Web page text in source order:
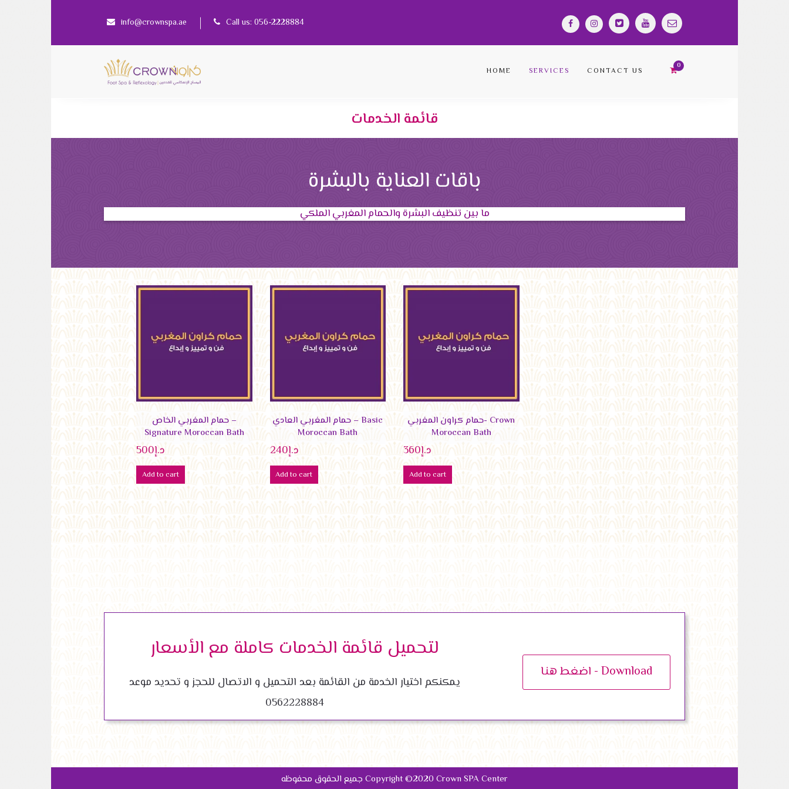
info@crownspa.ae Call us: 056-2228884
HOME SERVICES CONTACT US
قائمة الخدمات
باقات العناية بالبشرة
ما بين تنظيف البشرة والحمام المغربي الملكي
حمام المغربي الخاص –
Signature Moroccan Bath
د.إ500
Add to cart
حمام المغربي العادي – Basic
Moroccan Bath
د.إ240
Add to cart
حمام كراون المغربي- Crown
Moroccan Bath
د.إ360
Add to cart
لتحميل قائمة الخدمات كاملة مع الأسعار
يمكنكم اختيار الخدمة من القائمة بعد التحميل و الاتصال للحجز و تحديد موعد
0562228884
اضغط هنا - Download
جميع الحقوق محفوظه Copyright ©2020 Crown SPA Center